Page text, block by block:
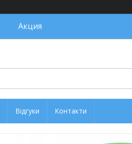
Акция
Відгуки Контакти